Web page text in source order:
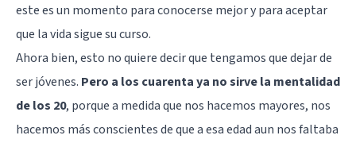
este es un momento para conocerse mejor y para aceptar
que la vida sigue su curso.
Ahora bien, esto no quiere decir que tengamos que dejar de
ser jóvenes. Pero a los cuarenta ya no sirve la mentalidad
de los 20, porque a medida que nos hacemos mayores, nos
hacemos más conscientes de que a esa edad aun nos faltaba